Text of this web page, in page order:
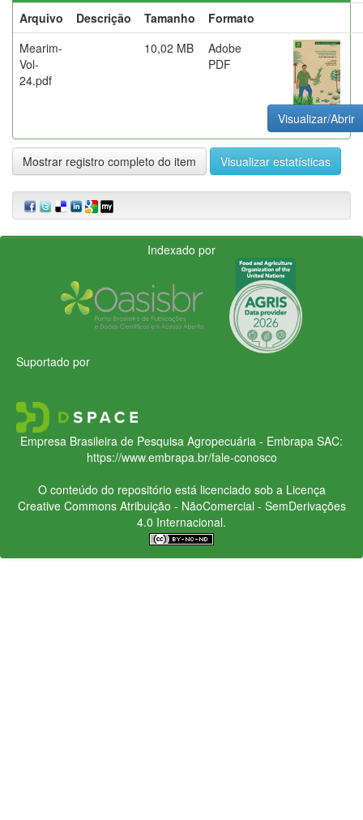
Arquivo
Descrição Tamanho
Formato
Mearim-
Vol-
24.pdf
10,02 MB
Adobe
PDF
Visualizar/Abrir
Mostrar registro completo do item Visualizar estatísticas
Indexado por
Suportado por
Empresa Brasileira de Pesquisa Agropecuária - Embrapa SAC:
https://www.embrapa.br/fale-conosco
O conteúdo do repositório está licenciado sob a Licença
Creative CommonsAtribuição - NãoComercial - SemDerivações
4.0 Internacional.